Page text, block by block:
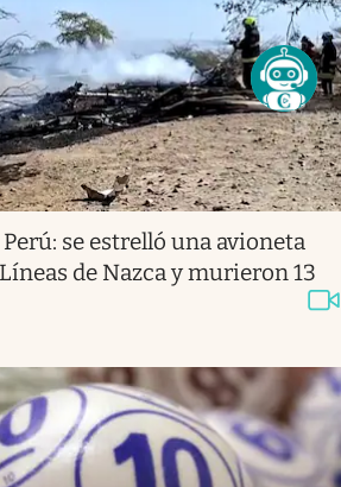
se estrelló una avioneta
de Nazca y murieron 13